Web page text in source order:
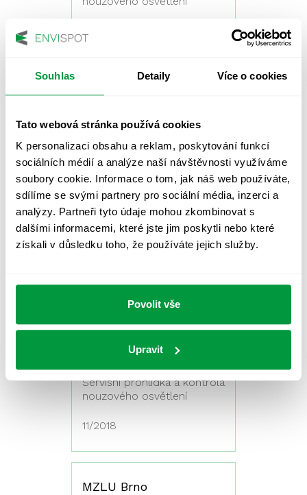
Souhlas Detaily Více o cookies
Tato webová stránka používá cookies
K personalizaci obsahu a reklam, poskytování funkcí
sociálních médií a analýze naší návštěvnosti využíváme
soubory cookie. Informace o tom, jak náš web používáte,
sdílíme se svými partnery pro sociální média, inzerci a
analýzy. Partneři tyto údaje mohou zkombinovat s
dalšími informacemi, které jste jim poskytli nebo které
získali v důsledku toho, že používáte jejich služby.
Povolit vše
Upravit
SC Korzo Prievidza
Servisní prohlídka a kontrola
nouzového osvětlení
11/2018
Kaufland Brno Slatina
Servisní prohlídka a kontrola
STEIN Bratislava
Servisní prohlídka a kontrola
nouzového osvětlení
11/2018
MZLU Brno